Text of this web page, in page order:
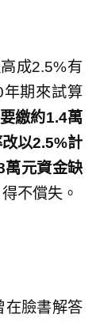
成2.5%有
期來試算
繳約1.4萬
以2.5%計
萬元資金缺
不償失。
在臉書解答